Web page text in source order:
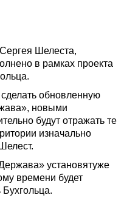
Шелеста,
в рамках проекта
обновленную
новыми
будут отражать те
изначально
установятуже
времени будет